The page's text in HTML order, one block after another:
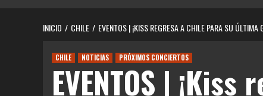
INICIO CHILE EVENTOS | ¡KISS REGRESA A CHILE PARA SU ÚLTIMA
CHILE NOTICIAS PRÓXIMOS CONCIERTOS
EVENTOS |